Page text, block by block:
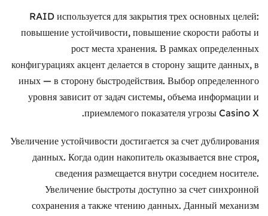
RAID используется для закрытия трех основных целей:
повышение устойчивости, повышение скорости работы и
рост места хранения. В рамках определенных
конфигурациях акцент делается в сторону защите данных, в
иных — в сторону быстродействия. Выбор определенного
уровня зависит от задач системы, объема информации и
приемлемого показателя угрозы Casino X.
Увеличение устойчивости достигается за счет дублирования
данных. Когда один накопитель оказывается вне строя,
сведения размещается внутри соседнем носителе.
Увеличение быстроты доступно за счет синхронной
сохранения а также чтению данных. Данный механизм